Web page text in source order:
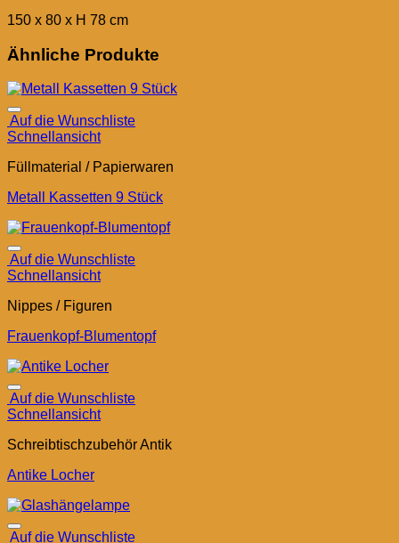
150 x 80 x H 78 cm
Ähnliche Produkte
Auf die Wunschliste
Schnellansicht
Füllmaterial / Papierwaren
Metall Kassetten 9 Stück
Auf die Wunschliste
Schnellansicht
Nippes / Figuren
Frauenkopf-Blumentopf
Auf die Wunschliste
Schnellansicht
Schreibtischzubehör Antik
Antike Locher
Auf die Wunschliste